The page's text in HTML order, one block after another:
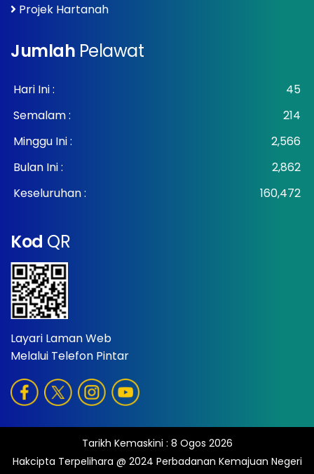
Projek Hartanah
Jumlah Pelawat
Hari Ini :
45
Semalam :
214
Minggu Ini :
2,566
Bulan Ini :
2,862
Keseluruhan :
160,472
Kod QR
Layari Laman Web
Melalui Telefon Pintar
Tarikh Kemaskini : 8 Ogos 2026
Hakcipta Terpelihara @ 2024 Perbadanan Kemajuan Negeri